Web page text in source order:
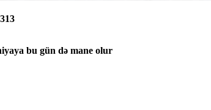
bu gün də mane olur